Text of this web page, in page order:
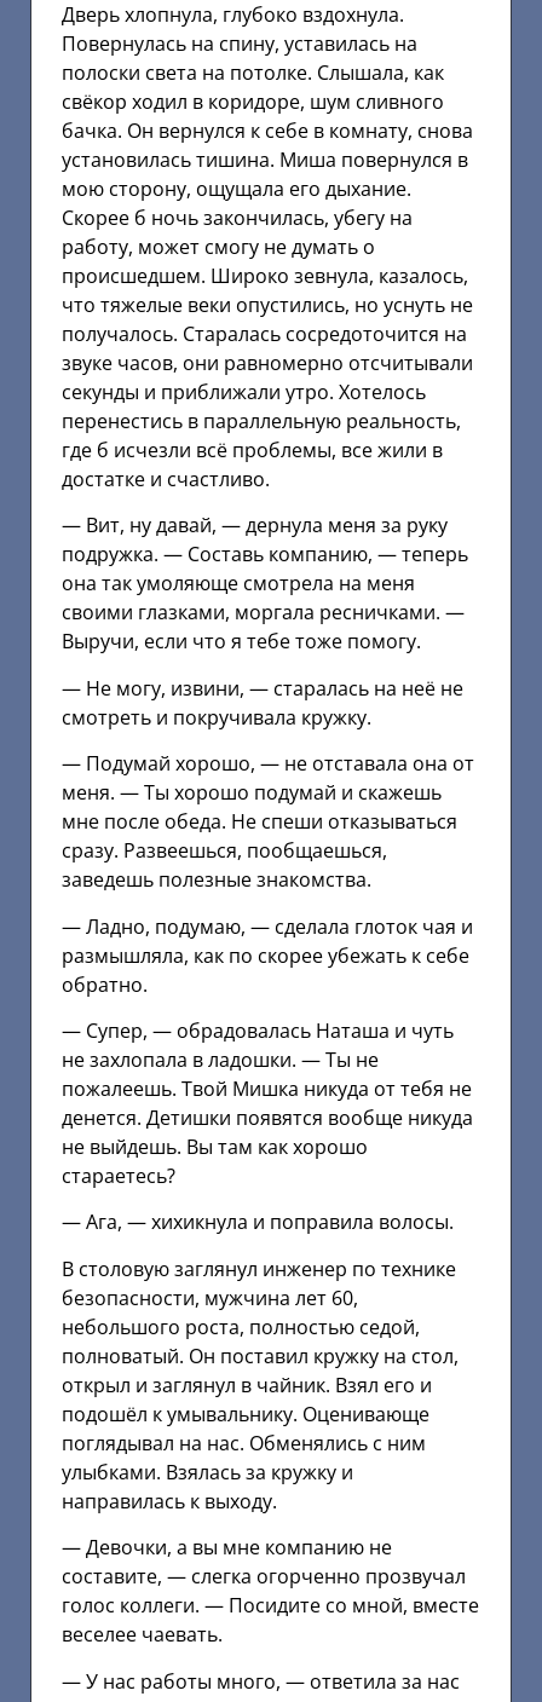
Дверь хлопнула, глубоко вздохнула.
Повернулась на спину, уставилась на
полоски света на потолке. Слышала, как
свёкор ходил в коридоре, шум сливного
бачка. Он вернулся к себе в комнату, снова
установилась тишина. Миша повернулся в
мою сторону, ощущала его дыхание.
Скорее б ночь закончилась, убегу на
работу, может смогу не думать о
происшедшем. Широко зевнула, казалось,
что тяжелые веки опустились, но уснуть не
получалось. Старалась сосредоточится на
звуке часов, они равномерно отсчитывали
секунды и приближали утро. Хотелось
перенестись в параллельную реальность,
где б исчезли всё проблемы, все жили в
достатке и счастливо.
— Вит, ну давай, — дернула меня за руку
подружка. — Составь компанию, — теперь
она так умоляюще смотрела на меня
своими глазками, моргала ресничками. —
Выручи, если что я тебе тоже помогу.
— Не могу, извини, — старалась на неё не
смотреть и покручивала кружку.
— Подумай хорошо, — не отставала она от
меня. — Ты хорошо подумай и скажешь
мне после обеда. Не спеши отказываться
сразу. Развеешься, пообщаешься,
заведешь полезные знакомства.
— Ладно, подумаю, — сделала глоток чая и
размышляла, как по скорее убежать к себе
обратно.
— Супер, — обрадовалась Наташа и чуть
не захлопала в ладошки. — Ты не
пожалеешь. Твой Мишка никуда от тебя не
денется. Детишки появятся вообще никуда
не выйдешь. Вы там как хорошо
стараетесь?
— Ага, — хихикнула и поправила волосы.
В столовую заглянул инженер по технике
безопасности, мужчина лет 60,
небольшого роста, полностью седой,
полноватый. Он поставил кружку на стол,
открыл и заглянул в чайник. Взял его и
подошёл к умывальнику. Оценивающе
поглядывал на нас. Обменялись с ним
улыбками. Взялась за кружку и
направилась к выходу.
— Девочки, а вы мне компанию не
составите, — слегка огорченно прозвучал
голос коллеги. — Посидите со мной, вместе
веселее чаевать.
— У нас работы много, — ответила за нас